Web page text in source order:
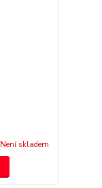
Není skladem